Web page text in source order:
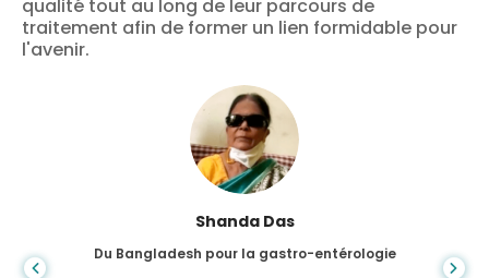
qualité tout au long de leur parcours de
traitement afin de former un lien formidable pour
l'avenir.
Shanda Das
Du Bangladesh pour la gastro-entérologie